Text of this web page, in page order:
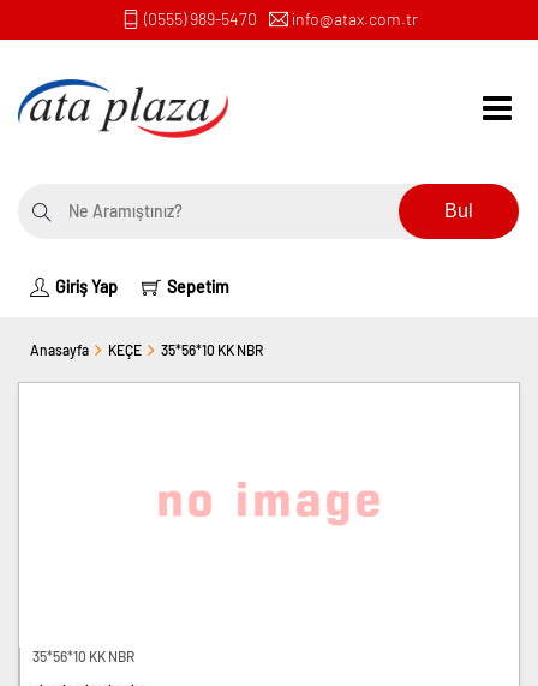
(0555) 989-5470 info@atax.com.tr
Bul
Giriş Yap Sepetim
Anasayfa KEÇE 35*56*10 KK NBR
35*56*10 KK NBR